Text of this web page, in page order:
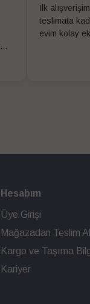
İlk
teslimata
evim kolay
Hesabım
Üye Girişi
Mağazadan Teslim Al
Kargo ve Taşıma
Kariyer